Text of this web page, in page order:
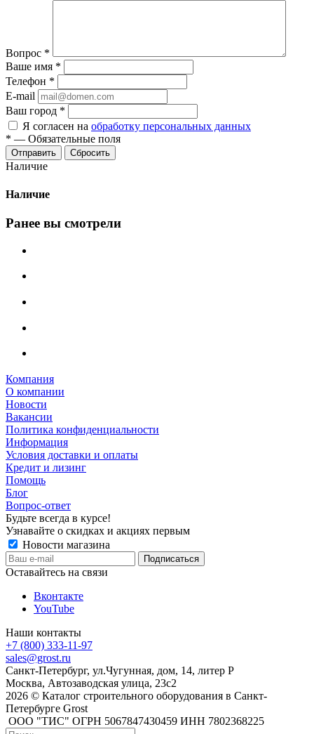
Вопрос *
Ваше имя *
Телефон *
E-mail
Ваш город *
Я согласен на обработку персональных данных
* — Обязательные поля
Сбросить
Наличие
Наличие
Ранее вы смотрели
Компания
О компании
Новости
Вакансии
Политика конфиденциальности
Информация
Условия доставки и оплаты
Кредит и лизинг
Помощь
Блог
Вопрос-ответ
Будьте всегда в курсе!
Узнавайте о скидках и акциях первым
Новости магазина
Оставайтесь на связи
Вконтакте
YouTube
Наши контакты
+7 (800) 333-11-97
sales@grost.ru
Санкт-Петербург, ул.Чугунная, дом, 14, литер Р
Москва, Автозаводская улица, 23с2
2026 © Каталог строительного оборудования в Санкт-
Петербурге Grost
ООО "ТИС" ОГРН 5067847430459 ИНН 7802368225